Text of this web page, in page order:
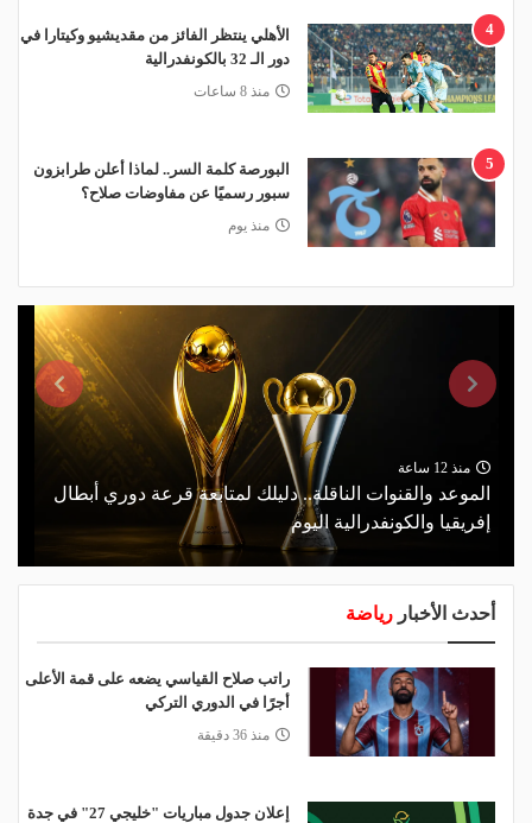
4
الأهلي ينتظر الفائز من مقديشيو وكيتارا في
دور الـ 32 بالكونفدرالية
منذ 8 ساعات
5
البورصة كلمة السر.. لماذا أعلن طرابزون
سبور رسميًا عن مفاوضات صلاح؟
منذ يوم
منذ 12 ساعة
الموعد والقنوات الناقلة.. دليلك لمتابعة قرعة دوري أبطال
إفريقيا والكونفدرالية اليوم
أحدث الأخبار رياضة
راتب صلاح القياسي يضعه على قمة الأعلى
أجرًا في الدوري التركي
منذ 36 دقيقة
إعلان جدول مباريات "خليجي 27" في جدة